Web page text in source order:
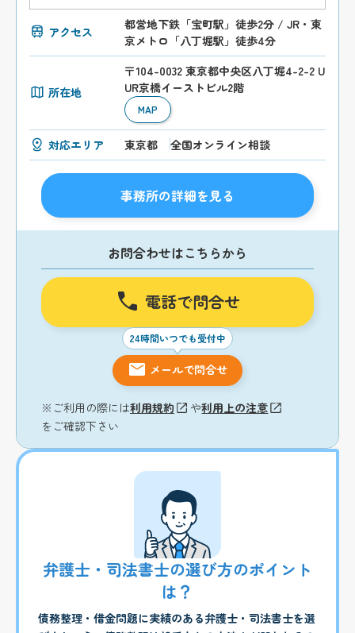
アクセス
都営地下鉄「宝町駅」徒歩2分 / JR・東
京メトロ「八丁堀駅」徒歩4分
所在地
〒104-0032 東京都中央区八丁堀4-2-2 U
UR京橋イーストビル2階
MAP
対応エリア 東京都 全国オンライン相談
事務所の詳細を見る
お問合わせはこちらから
電話で問合せ
24時間いつでも受付中
メールで問合せ
※ご利用の際には利用規約 や利用上の注意
をご確認下さい
弁護士・司法書士の選び方のポイント
は？
債務整理・借金問題に実績のある弁護士・司法書士を選